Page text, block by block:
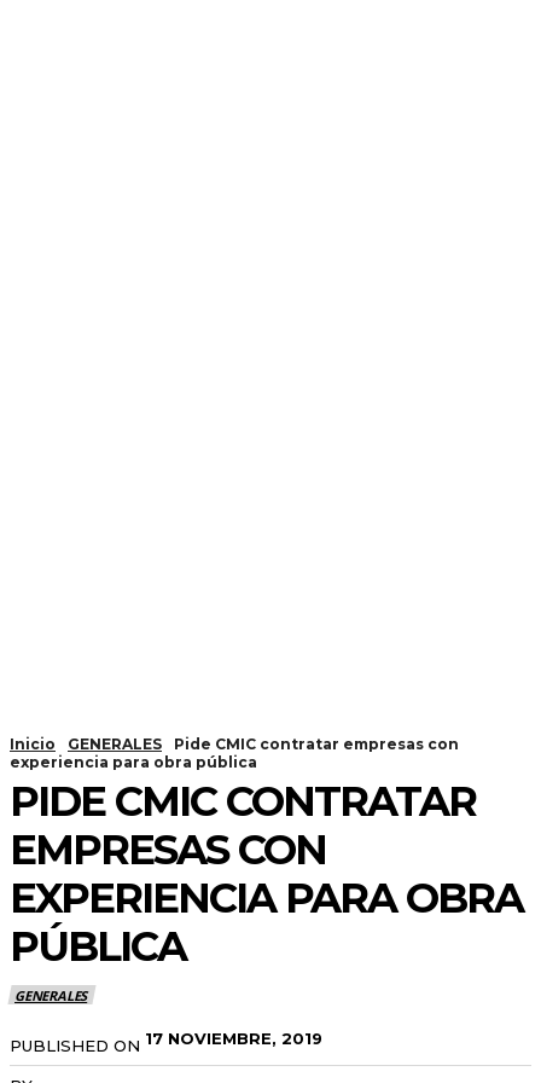
Inicio GENERALES
Pide CMIC contratar empresas con
experiencia para obra pública
PIDE CMIC CONTRATAR
EMPRESAS CON
EXPERIENCIA PARA OBRA
PÚBLICA
GENERALES
PUBLISHED ON 17 NOVIEMBRE, 2019